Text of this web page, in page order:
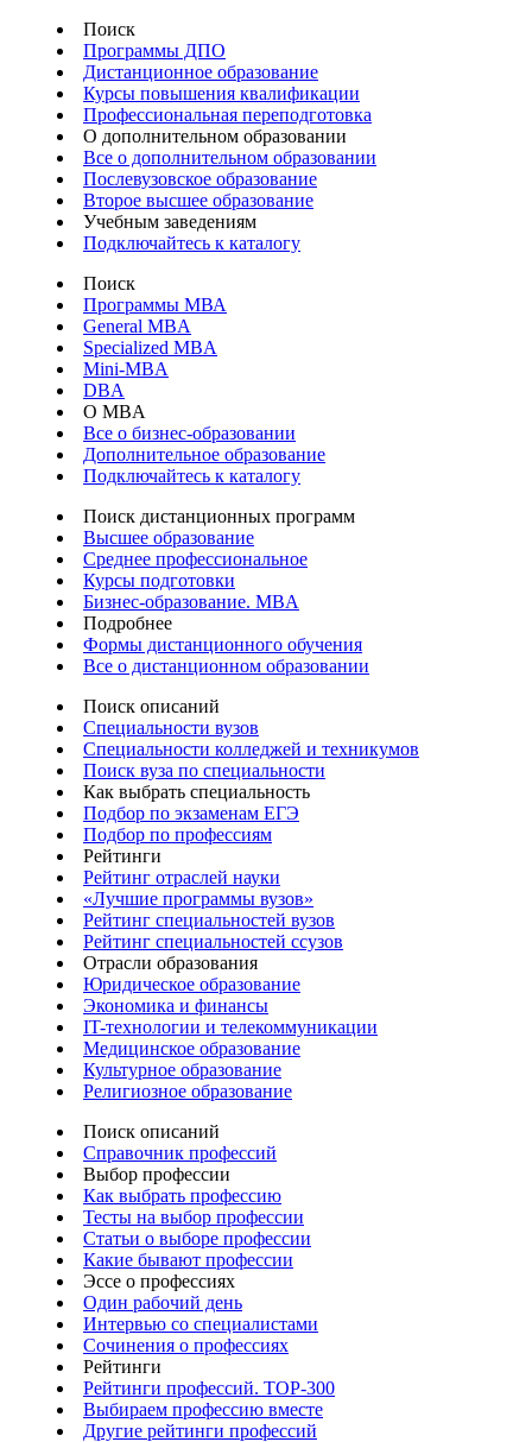
Поиск
Программы ДПО
Дистанционное образование
Курсы повышения квалификации
Профессиональная переподготовка
О дополнительном образовании
Все о дополнительном образовании
Послевузовское образование
Второе высшее образование
Учебным заведениям
Подключайтесь к каталогу
Поиск
Программы МВА
General MBA
Specialized MBA
Mini-MBA
DBA
О MBA
Все о бизнес-образовании
Дополнительное образование
Подключайтесь к каталогу
Поиск дистанционных программ
Высшее образование
Среднее профессиональное
Курсы подготовки
Бизнес-образование. MBA
Подробнее
Формы дистанционного обучения
Все о дистанционном образовании
Поиск описаний
Специальности вузов
Специальности колледжей и техникумов
Поиск вуза по специальности
Как выбрать специальность
Подбор по экзаменам ЕГЭ
Подбор по профессиям
Рейтинги
Рейтинг отраслей науки
«Лучшие программы вузов»
Рейтинг специальностей вузов
Рейтинг специальностей ссузов
Отрасли образования
Юридическое образование
Экономика и финансы
IT-технологии и телекоммуникации
Медицинское образование
Культурное образование
Религиозное образование
Поиск описаний
Справочник профессий
Выбор профессии
Как выбрать профессию
Тесты на выбор профессии
Статьи о выборе профессии
Какие бывают профессии
Эссе о профессиях
Один рабочий день
Интервью со специалистами
Сочинения о профессиях
Рейтинги
Рейтинги профессий. TOP-300
Выбираем профессию вместе
Другие рейтинги профессий